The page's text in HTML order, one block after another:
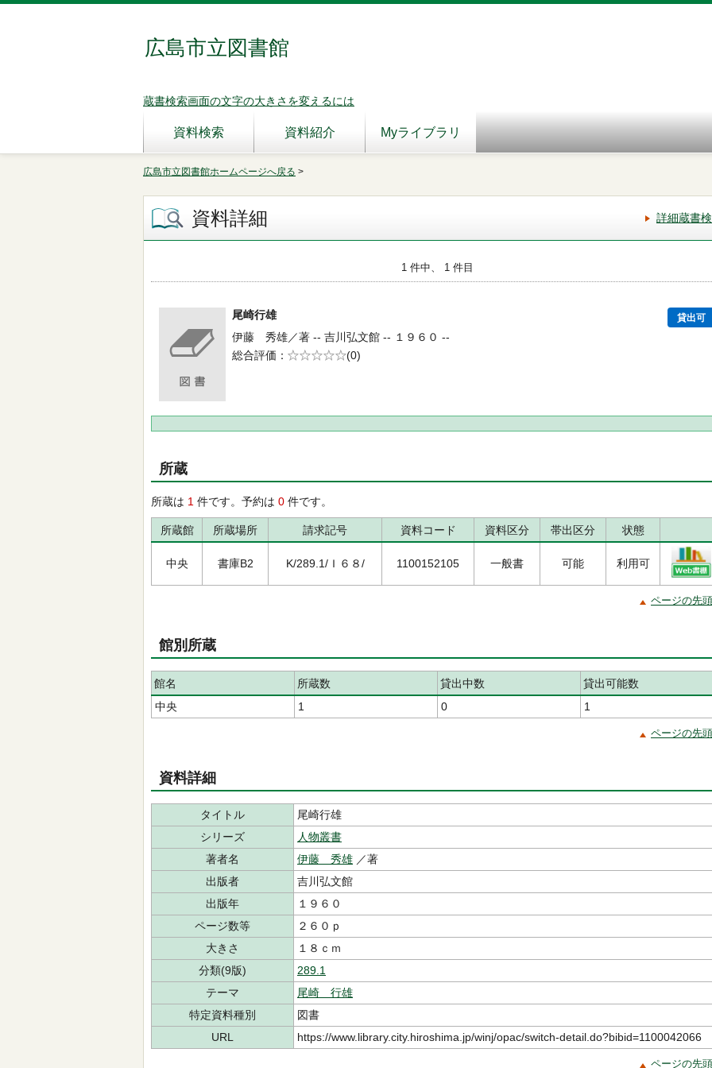
広島市立図書館
蔵書検索画面の文字の大きさを変えるには
資料検索 資料紹介 Myライブラリ
広島市立図書館ホームページへ戻る >
資料詳細 詳細蔵書
1 件中、 1 件目
尾崎行雄 貸出可
伊藤 秀雄／著 -- 吉川弘文館 -- １９６０ --
総合評価
5段階評価
(0)
所蔵
所蔵は 1 件です。予約は 0 件です。
所蔵館 所蔵場所 請求記号 資料コード 資料区分 帯出区分 状態
中央 書庫B2 K/289.1/Ｉ６８/ 1100152105 一般書 可能 利用可
ページの先
館別所蔵
館名 所蔵数 貸出中数
貸出可能数
中央
1 0 1
ページの先
資料詳細
タイトル
尾崎行雄
シリーズ
人物叢書
著者名
伊藤 秀雄 ／著
出版者
吉川弘文館
出版年
１９６０
ページ数等
２６０ｐ
大きさ
１８ｃｍ
分類(9版)
289.1
テーマ
尾崎 行雄
特定資料種別
図書
URL
https://www.library.city.hiroshima.jp/winj/opac/switch-detail.do?bibid=1100042066
ページの先